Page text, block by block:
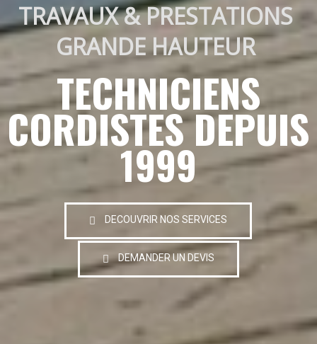
TRAVAUX & PRESTATIONS
GRANDE HAUTEUR
TECHNICIENS
CORDISTES DEPUIS
1999
DECOUVRIR NOS SERVICES
DEMANDER UN DEVIS